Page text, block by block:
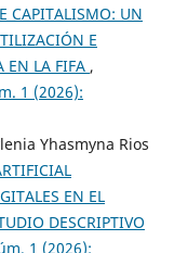
CAPITALISMO: UN
E
EN LA FIFA ,
1 (2026):
Yhasmyna Rios
EN EL
DESCRIPTIVO
1 (2026):